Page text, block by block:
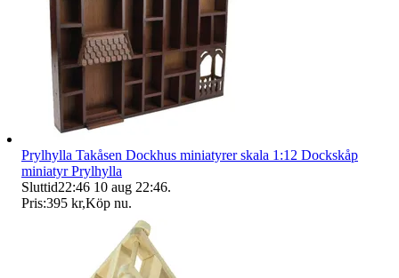
Prylhylla Takåsen Dockhus miniatyrer skala 1:12 Dockskåp
miniatyr Prylhylla
Sluttid22:46 10 aug 22:46.
Pris:395 kr,Köp nu.